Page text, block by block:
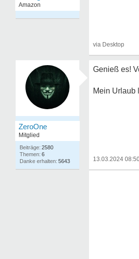
ZeroOne
Mitglied
2580
6
5643
Genieß es!
Mein Urlaub
13.03.2024